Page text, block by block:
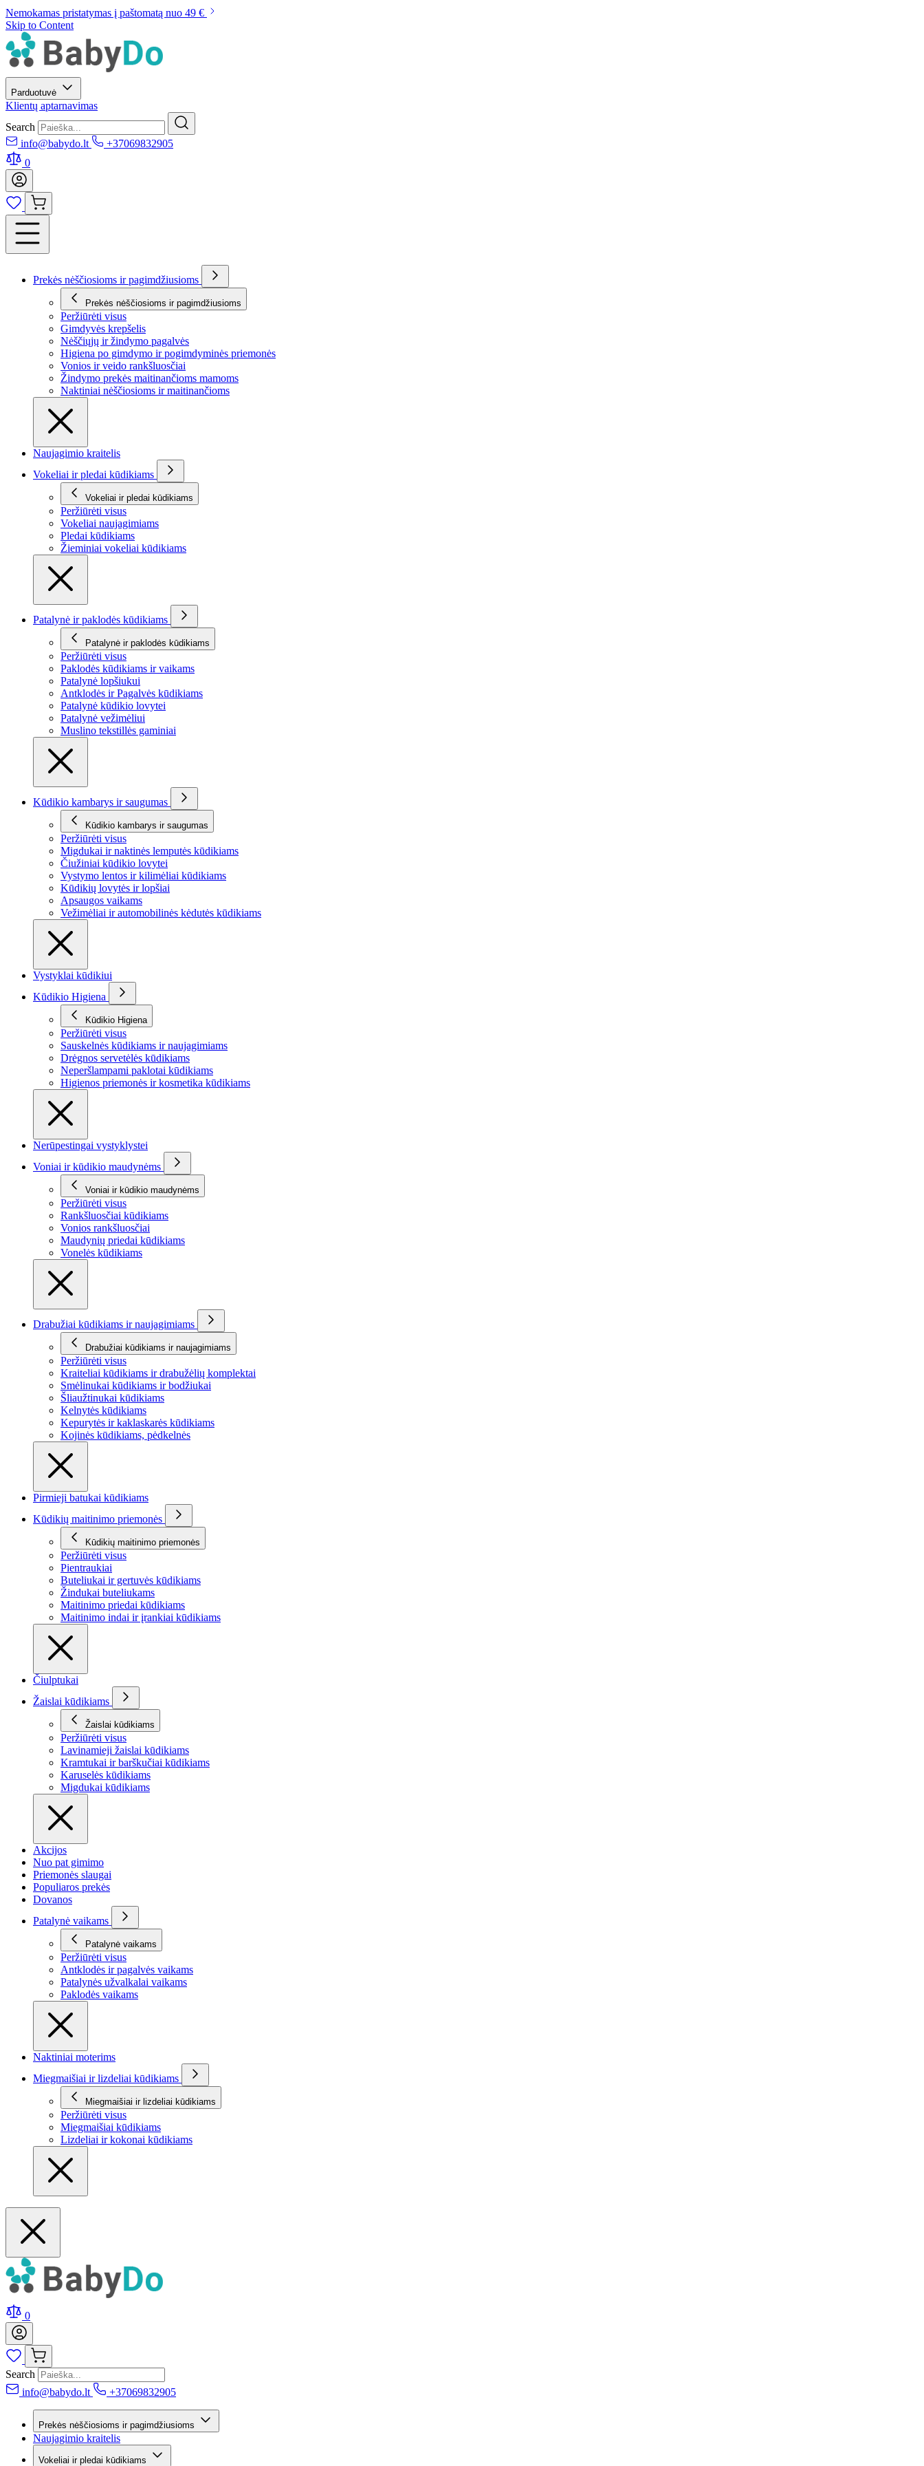
Nemokamas pristatymas į paštomatą nuo 49 €
Skip to Content
Parduotuvė
Klientų aptarnavimas
Search
info@babydo.lt
+37069832905
0
Prekės nėščiosioms ir pagimdžiusioms
Prekės nėščiosioms ir pagimdžiusioms
Peržiūrėti visus
Gimdyvės krepšelis
Nėščiųjų ir žindymo pagalvės
Higiena po gimdymo ir pogimdyminės priemonės
Vonios ir veido rankšluosčiai
Žindymo prekės maitinančioms mamoms
Naktiniai nėščiosioms ir maitinančioms
Naujagimio kraitelis
Vokeliai ir pledai kūdikiams
Vokeliai ir pledai kūdikiams
Peržiūrėti visus
Vokeliai naujagimiams
Pledai kūdikiams
Žieminiai vokeliai kūdikiams
Patalynė ir paklodės kūdikiams
Patalynė ir paklodės kūdikiams
Peržiūrėti visus
Paklodės kūdikiams ir vaikams
Patalynė lopšiukui
Antklodės ir Pagalvės kūdikiams
Patalynė kūdikio lovytei
Patalynė vežimėliui
Muslino tekstillės gaminiai
Kūdikio kambarys ir saugumas
Kūdikio kambarys ir saugumas
Peržiūrėti visus
Migdukai ir naktinės lemputės kūdikiams
Čiužiniai kūdikio lovytei
Vystymo lentos ir kilimėliai kūdikiams
Kūdikių lovytės ir lopšiai
Apsaugos vaikams
Vežimėliai ir automobilinės kėdutės kūdikiams
Vystyklai kūdikiui
Kūdikio Higiena
Kūdikio Higiena
Peržiūrėti visus
Sauskelnės kūdikiams ir naujagimiams
Drėgnos servetėlės kūdikiams
Neperšlampami paklotai kūdikiams
Higienos priemonės ir kosmetika kūdikiams
Nerūpestingai vystyklystei
Voniai ir kūdikio maudynėms
Voniai ir kūdikio maudynėms
Peržiūrėti visus
Rankšluosčiai kūdikiams
Vonios rankšluosčiai
Maudynių priedai kūdikiams
Vonelės kūdikiams
Drabužiai kūdikiams ir naujagimiams
Drabužiai kūdikiams ir naujagimiams
Peržiūrėti visus
Kraiteliai kūdikiams ir drabužėlių komplektai
Smėlinukai kūdikiams ir bodžiukai
Šliaužtinukai kūdikiams
Kelnytės kūdikiams
Kepurytės ir kaklaskarės kūdikiams
Kojinės kūdikiams, pėdkelnės
Pirmieji batukai kūdikiams
Kūdikių maitinimo priemonės
Kūdikių maitinimo priemonės
Peržiūrėti visus
Pientraukiai
Buteliukai ir gertuvės kūdikiams
Žindukai buteliukams
Maitinimo priedai kūdikiams
Maitinimo indai ir įrankiai kūdikiams
Čiulptukai
Žaislai kūdikiams
Žaislai kūdikiams
Peržiūrėti visus
Lavinamieji žaislai kūdikiams
Kramtukai ir barškučiai kūdikiams
Karuselės kūdikiams
Migdukai kūdikiams
Akcijos
Nuo pat gimimo
Priemonės slaugai
Populiaros prekės
Dovanos
Patalynė vaikams
Patalynė vaikams
Peržiūrėti visus
Antklodės ir pagalvės vaikams
Patalynės užvalkalai vaikams
Paklodės vaikams
Naktiniai moterims
Miegmaišiai ir lizdeliai kūdikiams
Miegmaišiai ir lizdeliai kūdikiams
Peržiūrėti visus
Miegmaišiai kūdikiams
Lizdeliai ir kokonai kūdikiams
0
Search
info@babydo.lt
+37069832905
Prekės nėščiosioms ir pagimdžiusioms
Naujagimio kraitelis
Vokeliai ir pledai kūdikiams